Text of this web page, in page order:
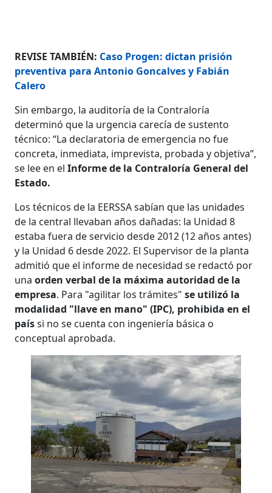
REVISE TAMBIÉN: Caso Progen: dictan prisión
preventiva para Antonio Goncalves y Fabián
Calero
Sin embargo, la auditoría de la Contraloría
determinó que la urgencia carecía de sustento
técnico: “La declaratoria de emergencia no fue
concreta, inmediata, imprevista, probada y objetiva”,
se lee en elInforme de la Contraloría General del
Estado.
Los técnicos de la EERSSA sabían que las unidades
de la central llevaban años dañadas: la Unidad 8
estaba fuera de servicio desde 2012 (12 años antes)
y la Unidad 6 desde 2022. El Supervisor de la planta
admitió que el informe de necesidad se redactó por
unaorden verbal de la máxima autoridad de la
empresa. Para "agilitar los trámites"se utilizó la
modalidad "llave en mano" (IPC), prohibida en el
paíssi no se cuenta con ingeniería básica o
conceptual aprobada.